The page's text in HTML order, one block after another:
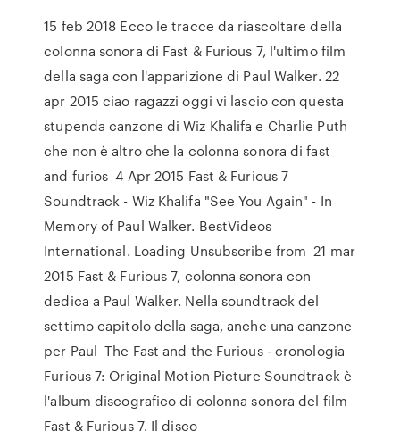
15 feb 2018 Ecco le tracce da riascoltare della
colonna sonora di Fast & Furious 7, l'ultimo film
della saga con l'apparizione di Paul Walker. 22
apr 2015 ciao ragazzi oggi vi lascio con questa
stupenda canzone di Wiz Khalifa e Charlie Puth
che non è altro che la colonna sonora di fast
and furios 4 Apr 2015 Fast & Furious 7
Soundtrack - Wiz Khalifa "See You Again" - In
Memory of Paul Walker. BestVideos
International. Loading Unsubscribe from 21 mar
2015 Fast & Furious 7, colonna sonora con
dedica a Paul Walker. Nella soundtrack del
settimo capitolo della saga, anche una canzone
per Paul The Fast and the Furious - cronologia
Furious 7: Original Motion Picture Soundtrack è
l'album discografico di colonna sonora del film
Fast & Furious 7. Il disco